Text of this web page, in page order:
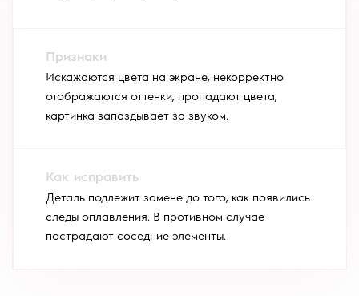
Искажаются цвета на экране, некорректно
отображаются оттенки, пропадают цвета,
картинка запаздывает за звуком.
Деталь подлежит замене до того, как появились
следы оплавления. В противном случае
пострадают соседние элементы.